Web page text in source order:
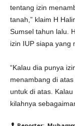
tentang izin
tanah,” klaim H
Sumsel tahun lalu.
izin IUP siapa yang
“Kalau dia punya
menambang di
untuk di atas.
kilahnya